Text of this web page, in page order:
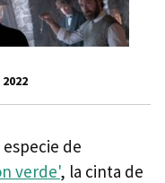
de
verde', la cinta de